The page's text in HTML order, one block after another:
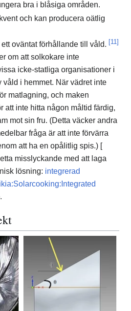
bra i blåsiga områden.
och kan producera oätlig
oväntat förhållande till våld. [11]
om att solkokare inte
icke-statliga organisationer i
våld i hemmet. När vädret inte
matlagning, och maken
att inte hitta någon måltid färdig,
mot sin fru. (Detta väcker andra
fråga är att inte förvärra
att ha en opålitlig spis.) [
misslyckande med att laga
lösning: integrerad